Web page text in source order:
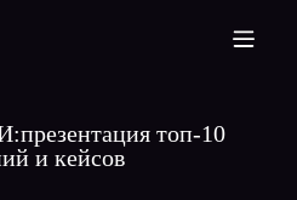
презентация топ-10
и кейсов